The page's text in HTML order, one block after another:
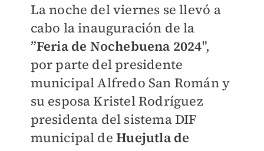
La noche del viernes se llevó a
cabo la inauguración de la
”Feria de Nochebuena 2024",
por parte del presidente
municipal Alfredo San Román y
su esposa Kristel Rodríguez
presidenta del sistema DIF
municipal deHuejutla de